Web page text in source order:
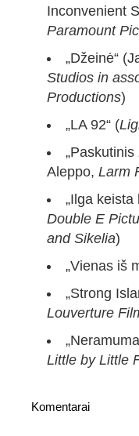
Inconvenient
Paramount
„Džeinė“
Studios in
Productions)
„LA 92“ (
Aleppo, Larm
„Ilga keista
Double E
and Sikelia)
„Vienas iš
„Strong
Louverture
Little by Little
Komentarai